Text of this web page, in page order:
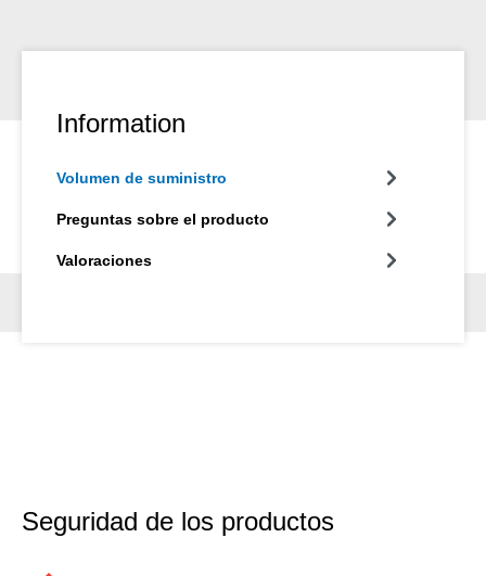
Information
Volumen de suministro
Preguntas sobre el producto
Valoraciones
Seguridad de los productos